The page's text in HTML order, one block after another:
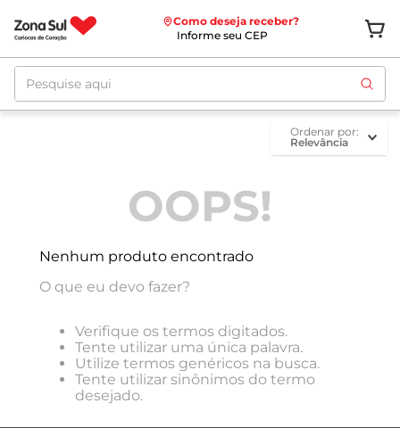
Como deseja receber?
Informe seu CEP
Pesquise aqui
ordenar por
Relevância
OOPS!
Nenhum produto encontrado
O que eu devo fazer?
Verifique os termos digitados.
Tente utilizar uma única palavra.
Utilize termos genéricos na busca.
Tente utilizar sinônimos do termo
desejado.